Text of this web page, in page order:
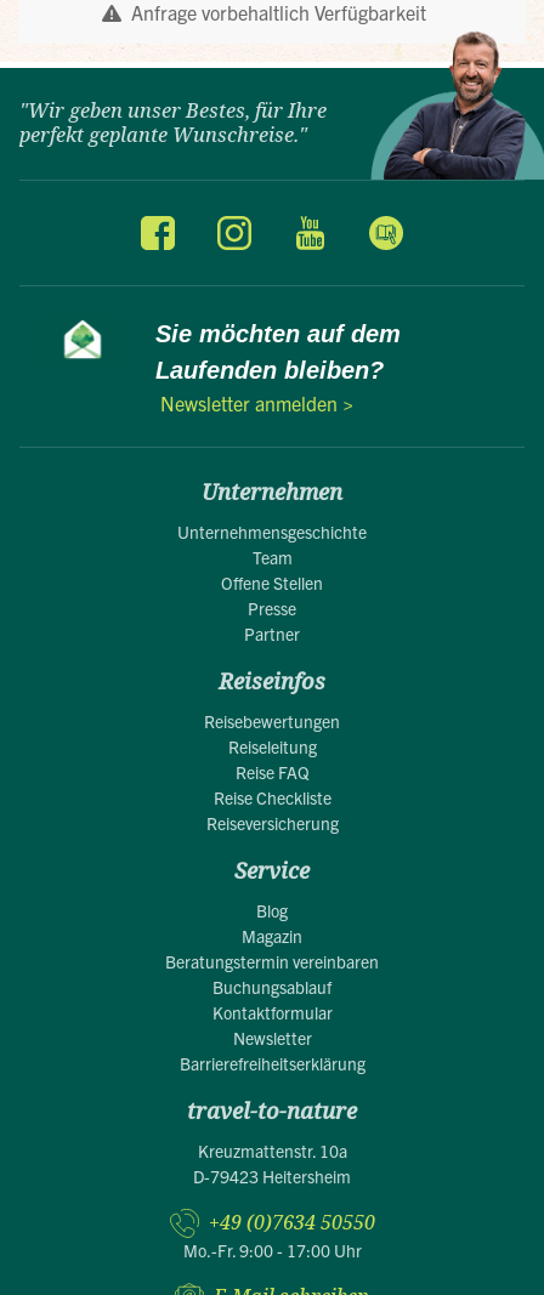
"Wir geben unser Bestes, für Ihre
perfekt geplante Wunschreise."
Sie möchten auf dem
Laufenden bleiben?
Newsletter anmelden >
Unternehmen
Unternehmensgeschichte
Team
Offene Stellen
Presse
Partner
Reiseinfos
Reisebewertungen
Reiseleitung
Reise FAQ
Reise Checkliste
Reiseversicherung
Service
Blog
Magazin
Beratungstermin vereinbaren
Buchungsablauf
Kontaktformular
Newsletter
Barrierefreiheitserklärung
travel-to-nature
Kreuzmattenstr. 10a
D-79423 Heitersheim
+49 (0)7634 50550
Mo.-Fr. 9:00 - 17:00 Uhr